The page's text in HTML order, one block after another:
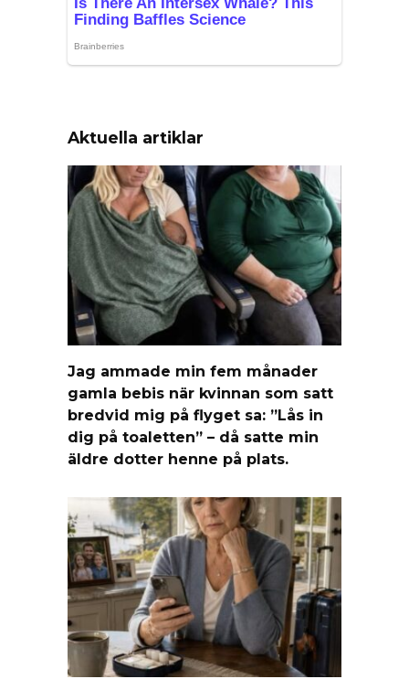
Aktuella artiklar
Jag ammade min fem månader
gamla bebis när kvinnan som satt
bredvid mig på flyget sa: ”Lås in
dig på toaletten” – då satte min
äldre dotter henne på plats.